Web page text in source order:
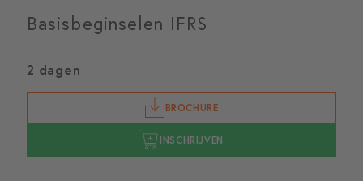
Basisbeginselen IFRS
2 dagen
BROCHURE
INSCHRIJVEN